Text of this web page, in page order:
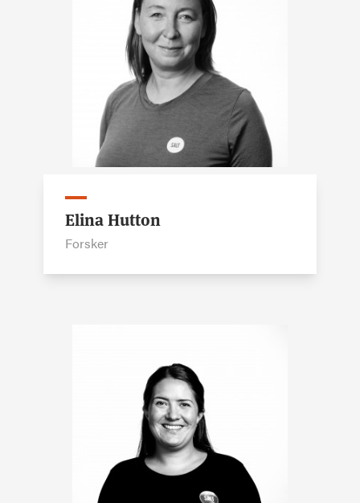
Elina Hutton
Forsker